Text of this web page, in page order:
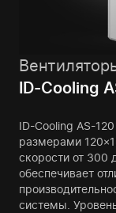
ID-Cooling
ID-Cooling AS-
размерами
скорости от 300
обеспечивает
системы.